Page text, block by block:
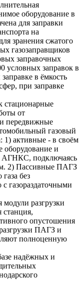
оборудование в
для заправки
на
зранения сжатого
газозаправщиков
заправочных
условных заправок в
в ёмкость
при заправке
стационарные
от
и передвижные
газовый
активные - в своём
оборудование и
АГНКС, подключаясь
2) Пассивные ПАГЗ
без
газораздаточными
разгрузки
опустошения
ПАГЗ и
полноценную
надёжных и